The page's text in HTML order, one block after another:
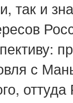
так и
с